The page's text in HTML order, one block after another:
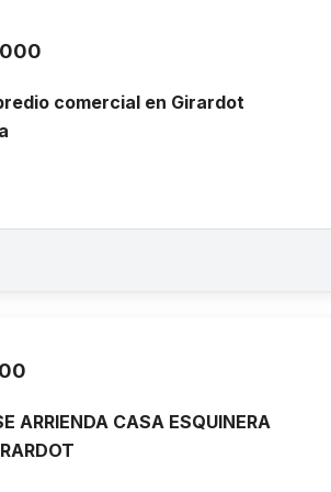
comercial en Girardot
ARRIENDA CASA ESQUINERA